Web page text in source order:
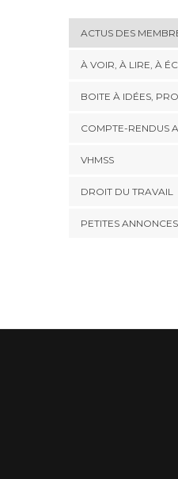
ACTUS DES
À VOIR, À LIRE, À
BOITE À IDÉES,
COMPTE-RENDUS
VHMSS
DROIT DU TRAVAIL
PETITES ANNONCES